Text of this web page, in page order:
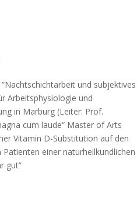
und subjektives
Arbeitsphysiologie und
in Marburg (Leiter: Prof.
cum laude“ Master of Arts
Vitamin D-Substitution auf den
einer naturheilkundlichen
gut”